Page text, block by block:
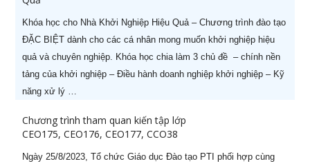
Khóa học cho Nhà Khởi Nghiệp Hiệu Quả – Chương trình đào tạo
ĐẶC BIỆT dành cho các cá nhân mong muốn khởi nghiệp hiệu
quả và chuyên nghiệp. Khóa học chia làm 3 chủ đề – chính nền
tảng của khởi nghiệp – Điều hành doanh nghiệp khởi nghiệp – Kỹ
năng xử lý …
Chương trình tham quan kiến tập lớp
CEO175, CEO176, CEO177, CCO38
Ngày 25/8/2023, Tổ chức Giáo dục Đào tạo PTI phối hợp cùng
giảng
Khoá học Nâng cao năng lực
quản lý cấp Trung (-50%)
29/08/2026
2
3
Khoá học CCO – Giám đốc Kinh
doanh chuyên nghiệp (-60%)